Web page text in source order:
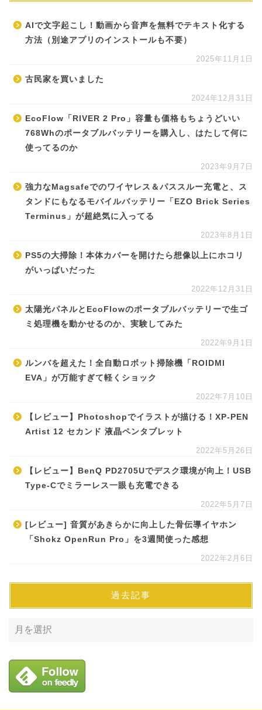
AIで文字起こし！動画から音声を無料でテキスト化する
方法（別途アプリのインストールも不要）
2025年11月1日
古民家を買いました
2024年12月31日
EcoFlow「RIVER 2 Pro」容量も価格もちょうどいい
768Whのポータブルバッテリーを購入し、はたして何に
使ってるのか
2023年9月7日
強力なMagsafeでのワイヤレス＆パススルー充電と、ス
タンドにもなるモバイルバッテリー「EZO Brick Series
Terminus」が超絶気に入ってる
2023年8月1日
PS5の大掃除！本体カバーを開けたら想像以上にホコリ
がいっぱいだった
2022年12月31日
太陽光パネルとEcoFlowのポータブルバッテリーで生ゴ
ミ処理機を動かせるのか、実験してみた
2022年9月1日
ルンバを超えた！全自動ロボット掃除機「ROIDMI
EVA」が万能すぎて軽くショック
2022年7月10日
【レビュー】Photoshopでイラストが描ける！XP-PEN
Artist 12 セカンド 液晶ペンタブレット
2022年5月26日
【レビュー】BenQ PD2705Uでデスク環境が向上！USB
Type-Cでミラーレス一眼も充電できる
2022年5月7日
[レビュー] 音質があきらかに向上した骨伝導イヤホン
「Shokz OpenRun Pro」を3週間使った感想
2022年2月6日
過去記事